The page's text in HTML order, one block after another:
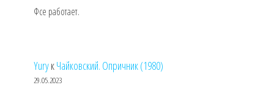
Фсе работает.
YuryкЧайковский. Опричник (1980)
29.05.2023